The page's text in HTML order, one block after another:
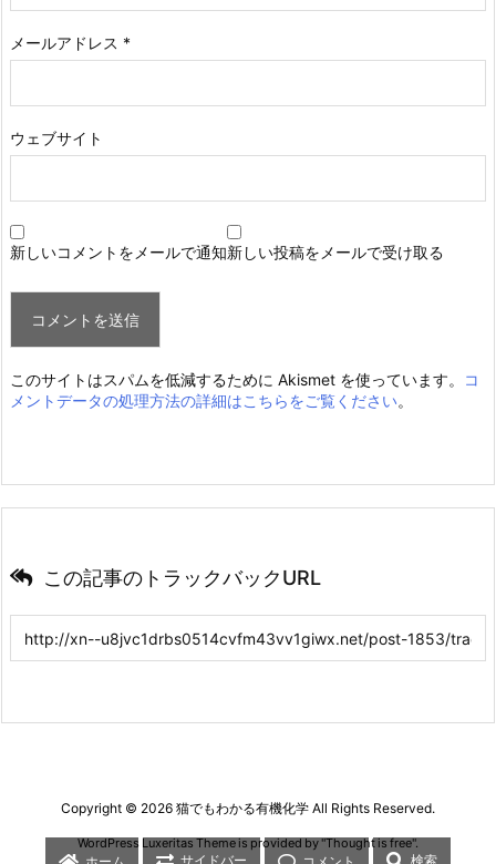
メールアドレス *
ウェブサイト
新しいコメントをメールで通知新しい投稿をメールで受け取る
このサイトはスパムを低減するために Akismet を使っています。
コ
メントデータの処理方法の詳細はこちらをご覧ください。
この記事のトラックバックURL
Copyright © 2026 猫でもわかる有機化学 All Rights Reserved.
WordPress Luxeritas Theme is provided by "Thought is free".
サイドバー 検索